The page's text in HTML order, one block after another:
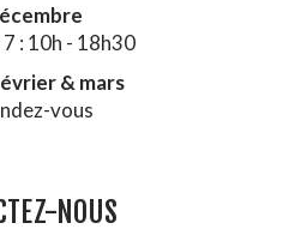
: 10h - 18h30
& mars
vous
NOUS